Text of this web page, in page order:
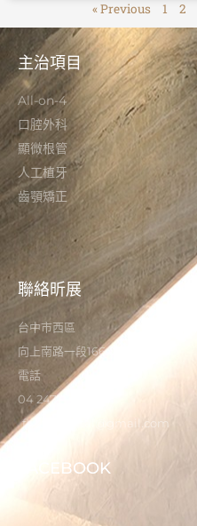
« Previous 1 2
主治項目
All-on-4
口腔外科
顯微根管
人工植牙
齒顎矯正
聯絡昕展
台中市西區
向上南路一段166-5號
電話
04 2473 0325
flystardental@gmail.com
FACEBOOK